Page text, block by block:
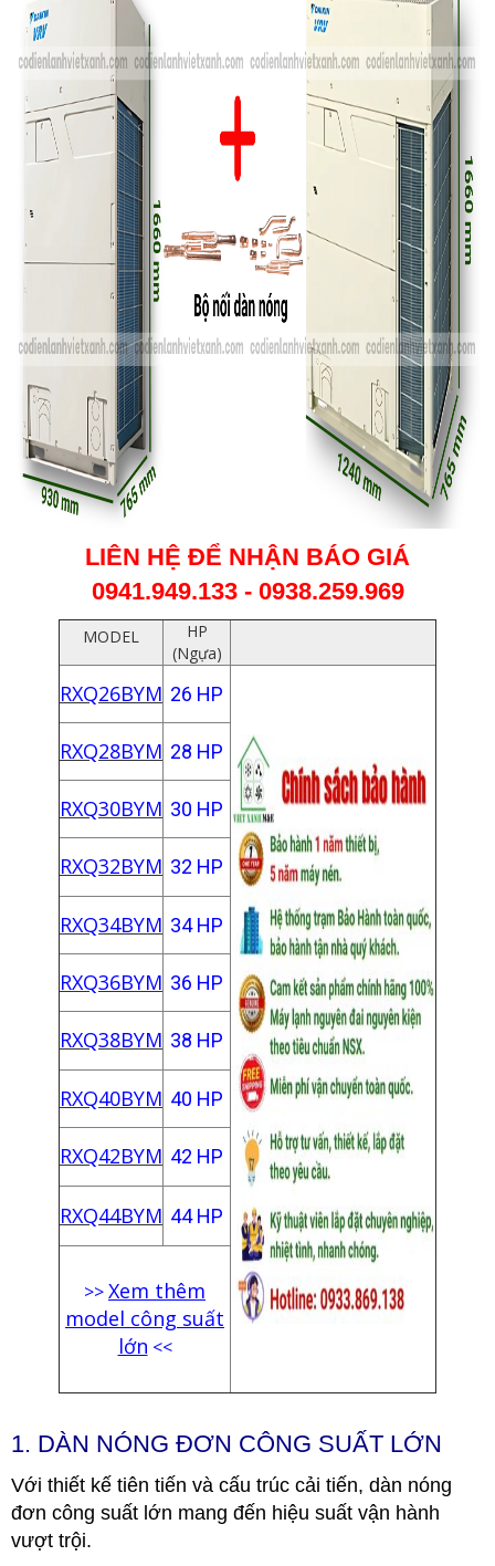
LIÊN HỆ ĐỂ NHẬN BÁO GIÁ
0941.949.133 - 0938.259.969
MODEL
HP
(Ngựa)
RXQ26BYM 26 HP
RXQ28BYM 28 HP
RXQ30BYM 30 HP
RXQ32BYM 32 HP
RXQ34BYM 34 HP
RXQ36BYM 36 HP
RXQ38BYM 38 HP
RXQ40BYM 40 HP
RXQ42BYM 42 HP
RXQ44BYM 44 HP
>>Xem thêm
model công suất
lớn <<
1. DÀN NÓNG ĐƠN CÔNG SUẤT LỚN
Với thiết kế tiên tiến và cấu trúc cải tiến, dàn nóng
đơn công suất lớn mang đến hiệu suất vận hành
vượt trội.